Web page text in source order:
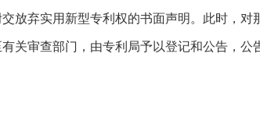
放弃实用新型专利权的书面声明。此时，对
关审查部门，由专利局予以登记和公告，公